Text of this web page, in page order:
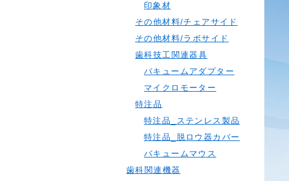
印象材
その他材料/チェアサイド
その他材料/ラボサイド
歯科技工関連器具
バキュームアダプター
マイクロモーター
特注品
特注品_ステンレス製品
特注品_脱ロウ器カバー
バキュームマウス
歯科関連機器